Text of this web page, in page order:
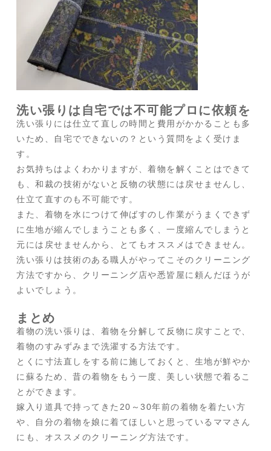
洗い張りは自宅では不可能プロに依頼を
洗い張りには仕立て直しの時間と費用がかかることも多
いため、自宅でできないの？という質問をよく受けま
す。
お気持ちはよくわかりますが、着物を解くことはできて
も、和裁の技術がないと反物の状態には戻せませんし、
仕立て直すのも不可能です。
また、着物を水につけて伸ばすのし作業がうまくできず
に生地が縮んでしまうことも多く、一度縮んでしまうと
元には戻せませんから、とてもオススメはできません。
洗い張りは技術のある職人がやってこそのクリーニング
方法ですから、クリーニング店や悉皆屋に頼んだほうが
よいでしょう。
まとめ
着物の洗い張りは、着物を分解して反物に戻すことで、
着物のすみずみまで洗濯する方法です。
とくに寸法直しをする前に施しておくと、生地が鮮やか
に蘇るため、昔の着物をもう一度、美しい状態で着るこ
とができます。
嫁入り道具で持ってきた20～30年前の着物を着たい方
や、自分の着物を娘に着てほしいと思っているママさん
にも、オススメのクリーニング方法です。